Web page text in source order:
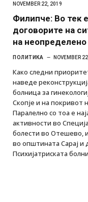
NOVEMBER 22, 2019
Филипче: Во тек
договорите на
на
ПОЛИТИКА NOVEMBER
Како следни
наведе
болница за
Скопје и на покривот
Паралелно со тоа е
активности во
болести во Отешево,
во општината Сарај и
Психијатриската